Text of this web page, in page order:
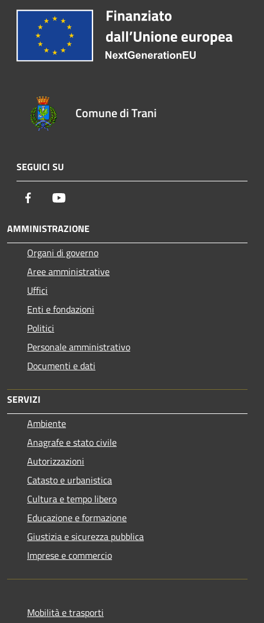
Comune di Trani
SEGUICI SU
Facebook
AMMINISTRAZIONE
Organi di governo
Aree amministrative
Uffici
Enti e fondazioni
Politici
Personale amministrativo
Documenti e dati
SERVIZI
Ambiente
Anagrafe e stato civile
Autorizzazioni
Catasto e urbanistica
Cultura e tempo libero
Educazione e formazione
Giustizia e sicurezza pubblica
Imprese e commercio
Mobilità e trasporti